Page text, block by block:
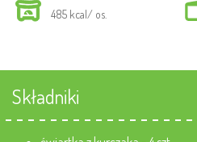
485 kcal/ os.
Składniki